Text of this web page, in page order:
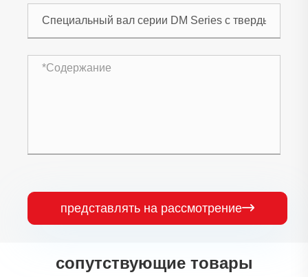
представлять на рассмотрение
сопутствующие товары